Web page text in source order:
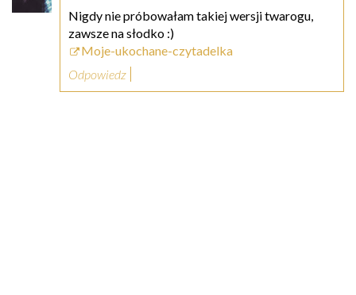
Nigdy nie próbowałam takiej wersji twarogu,
zawsze na słodko :)
Moje-ukochane-czytadelka
Odpowiedz